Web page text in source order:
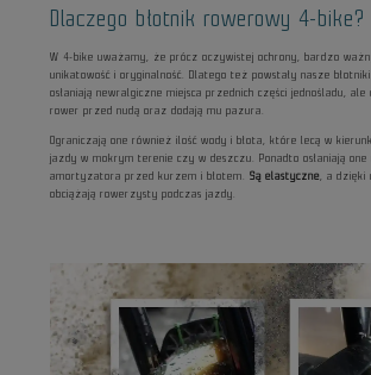
Dlaczego błotnik rowerowy 4-bike?
W 4-bike uważamy, że prócz oczywistej ochrony, bardzo
unikatowość i oryginalność. Dlatego też powstały nasze
osłaniają newralgiczne miejsca przednich części jednośladu, ale
rower przed nudą oraz dodają mu pazura.
Ograniczają one również ilość wody i błota, które lecą w
jazdy w mokrym terenie czy w deszczu. Ponadto osłaniają one
amortyzatora przed kurzem i błotem.Są elastyczne
, a dzięki
obciążają rowerzysty podczas jazdy.